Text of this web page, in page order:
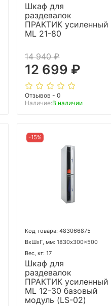
Шкаф для
раздевалок
ПРАКТИК усиленный
ML 21-80
14 940 ₽
12 699 ₽
Отзывов - 0
Наличие:В наличии
-15%
Код товара: 483066875
ВхШхГ, мм: 1830x300x500
Вес, кг: 17
Шкаф для
раздевалок
ПРАКТИК усиленный
ML 12-30 базовый
модуль (LS-02)